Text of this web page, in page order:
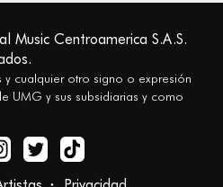
Music Centroamerica S.A.S.
cualquier otro signo o expresión
UMG y sus subsidiarias y como